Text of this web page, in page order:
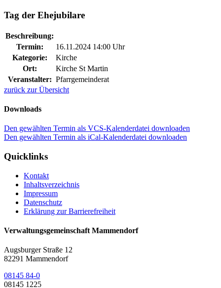
Tag der Ehejubilare
Beschreibung:
Termin:
16.11.2024 14:00 Uhr
Kategorie:
Kirche
Ort:
Kirche St Martin
Veranstalter: Pfarrgemeinderat
zurück zur Übersicht
Downloads
Den gewählten Termin als VCS-Kalenderdatei downloaden
Den gewählten Termin als iCal-Kalenderdatei downloaden
Quicklinks
Kontakt
Inhaltsverzeichnis
Impressum
Datenschutz
Erklärung zur Barrierefreiheit
Verwaltungsgemeinschaft Mammendorf
Augsburger Straße 12
82291 Mammendorf
08145 84-0
08145 1225